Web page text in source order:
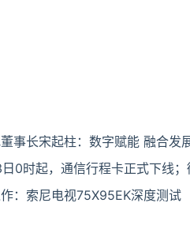
事长宋起柱：数字赋能 融合发
日0时起，通信行程卡正式下线
机构不同意
：索尼电视75X95EK深度测试